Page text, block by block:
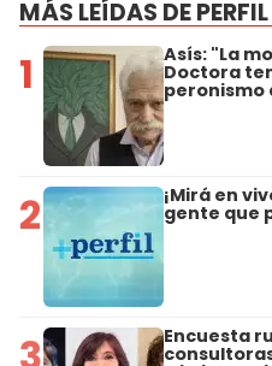
MÁS LEÍDAS DE PERFIL
1 Asís: "La
Doctora
peronismo
2 ¡Mirá en
gente que
Encuesta